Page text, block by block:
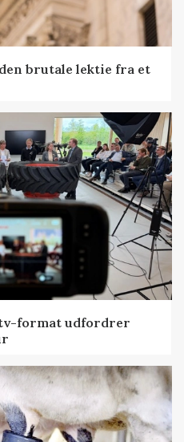
brutale lektie fra et
format udfordrer